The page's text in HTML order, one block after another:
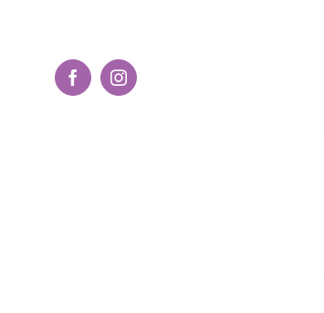
FacebookInstagram